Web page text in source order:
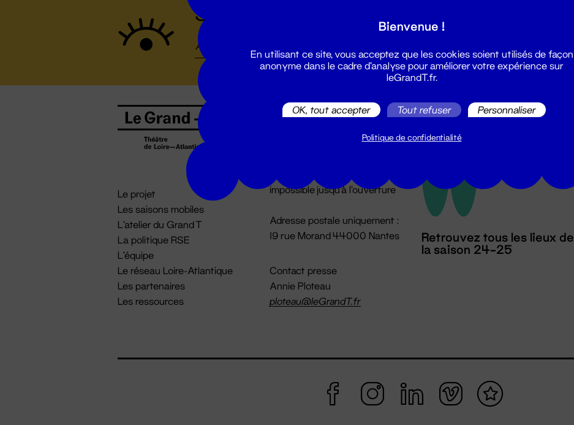
Suivez toutes les actualités du Grand T :
Le projet
Les saisons mobiles
L'atelier du Grand T
La politique RSE
L'équipe
Le réseau Loire-Atlantique
Les partenaires
Les ressources
Billetterie
billetterie@leGrandT.fr
impossible jusqu'à l'ouverture
Adresse postale uniquement :
19 rue Morand 44000 Nantes
Contact presse
Annie Ploteau
ploteau@leGrandT.fr
Retrouvez tous les lieux de
la saison 24-25
Bienvenue !
En utilisant ce site, vous acceptez que les cookies soient utilisés de façon
anonyme dans le cadre d'analyse pour améliorer votre expérience sur
leGrandT.fr.
OK, tout accepter Tout refuser Personnaliser
Politique de confidentialité